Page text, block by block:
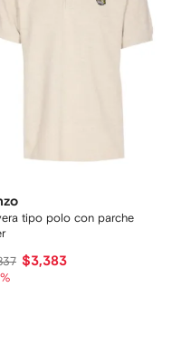
tipo polo con parche
$3,383